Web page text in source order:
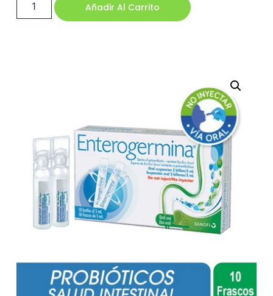
Añadir Al Carrito